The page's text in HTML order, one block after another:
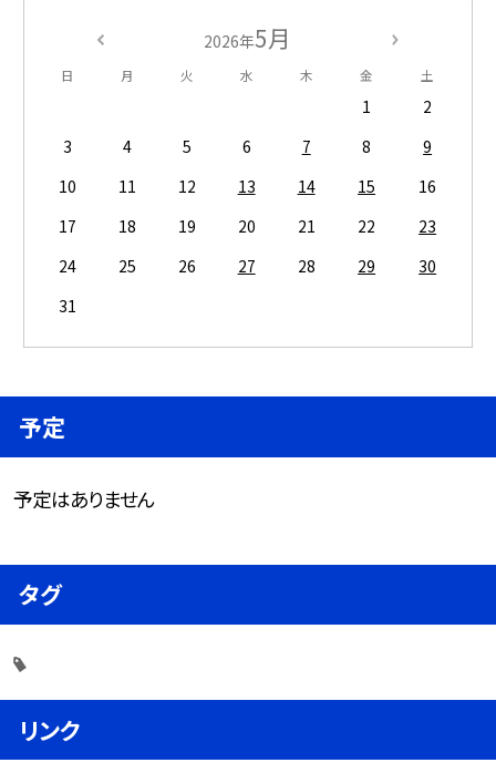
2026年5月
日 月 火 水 木 金 土
1
2
3
4 5 6 7 8
9
10
11 12 13 14 15
16
17
18 19 20 21 22
23
24
25 26 27 28 29
30
31
予定
予定はありません
タグ
リンク